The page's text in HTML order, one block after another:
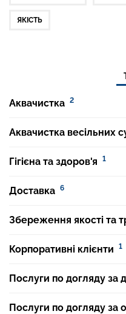
ЯКІСТЬ
Аквачистка 2
Аквачистка весільних
Гігієна та здоров'я 1
Доставка 6
Збереження якості та
Корпоративні клієнти 1
Послуги по догляду за
Послуги по догляду за